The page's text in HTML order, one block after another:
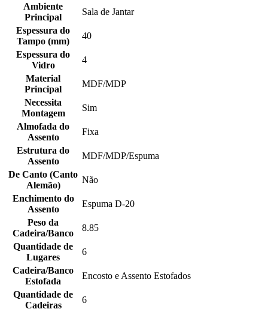
Ambiente
Principal
Sala de Jantar
Espessura do
Tampo (mm)
40
Espessura do
Vidro
4
Material
Principal
MDF/MDP
Necessita
Montagem
Sim
Almofada do
Assento
Fixa
Estrutura do
Assento
MDF/MDP/Espuma
De Canto (Canto
Alemão)
Não
Enchimento do
Assento
Espuma D-20
Peso da
Cadeira/Banco
8.85
Quantidade de
Lugares
6
Cadeira/Banco
Estofada
Encosto e Assento Estofados
Quantidade de
Cadeiras
6